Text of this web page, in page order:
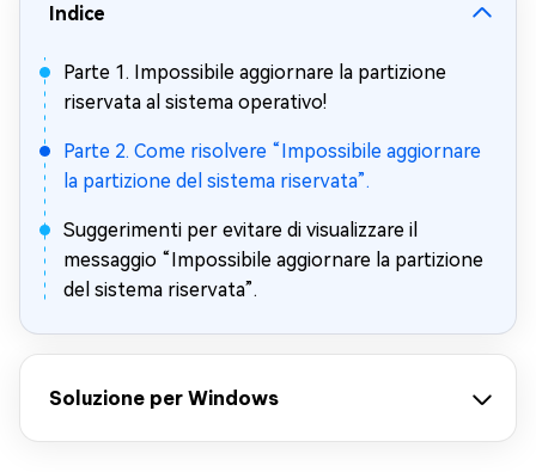
Indice
Parte 1. Impossibile aggiornare la partizione
riservata al sistema operativo!
Parte 2. Come risolvere “Impossibile aggiornare
la partizione del sistema riservata”.
Suggerimenti per evitare di visualizzare il
messaggio “Impossibile aggiornare la partizione
del sistema riservata”.
Soluzione per Windows